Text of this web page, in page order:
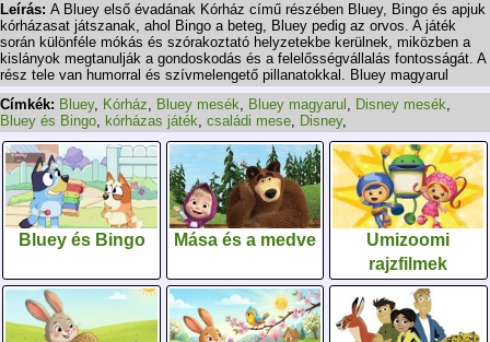
Leírás: A Bluey első évadának Kórház című részében Bluey, Bingo és apjuk
kórházasat játszanak, ahol Bingo a beteg, Bluey pedig az orvos. A játék
során különféle mókás és szórakoztató helyzetekbe kerülnek, miközben a
kislányok megtanulják a gondoskodás és a felelősségvállalás fontosságát. A
rész tele van humorral és szívmelengető pillanatokkal. Bluey magyarul
Címkék: Bluey, Kórház, Bluey mesék, Bluey magyarul , Disney mesék,
Bluey és Bingo, kórházas játék, családi mese, Disney,
Bluey és Bingo Mása és a medve
Umizoomi
rajzfilmek